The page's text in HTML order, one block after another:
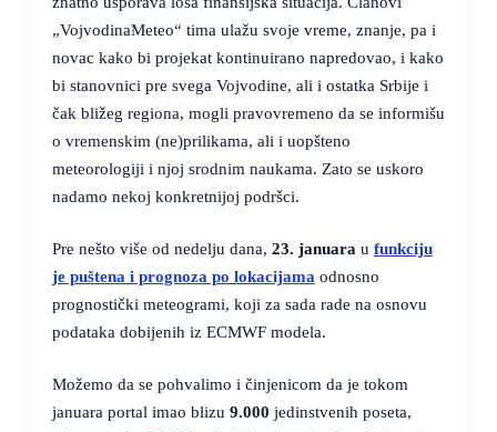
„VojvodinaMeteo“ tima ulažu svoje vreme, znanje, pa i
novac kako bi projekat kontinuirano napredovao, i kako
bi stanovnici pre svega Vojvodine, ali i ostatka Srbije i
čak bližeg regiona, mogli pravovremeno da se informišu
o vremenskim (ne)prilikama, ali i uopšteno
meteorologiji i njoj srodnim naukama. Zato se uskoro
nadamo nekoj konkretnijoj podršci.
Pre nešto više od nedelju dana, 23. januara u funkciju
je puštena i prognoza po lokacijama odnosno
prognostički meteogrami, koji za sada rade na osnovu
podataka dobijenih iz ECMWF modela.
Možemo da se pohvalimo i činjenicom da je tokom
januara portal imao blizu 9.000 jedinstvenih poseta,